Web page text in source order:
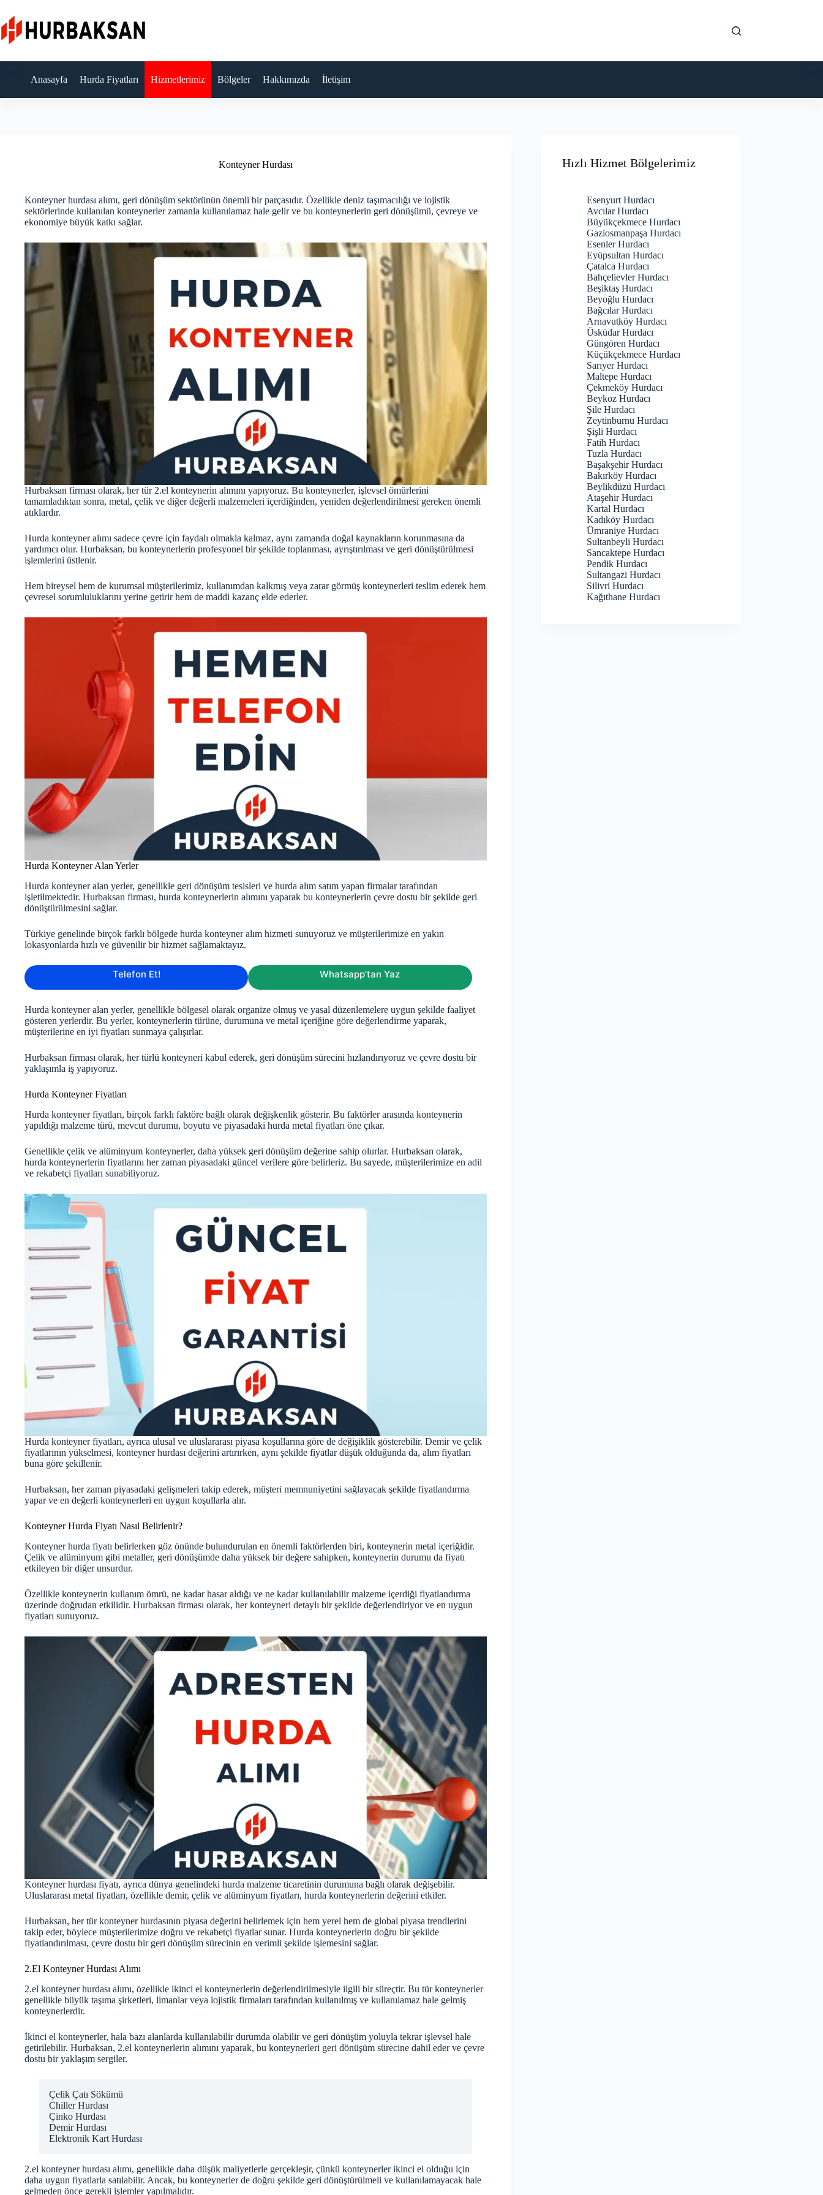
content
Anasayfa Hurda Fiyatları Hizmetlerimiz Bölgeler Hakkımızda İletişim
Konteyner Hurdası
Konteyner hurdası alımı, geri dönüşüm sektörünün önemli bir parçasıdır. Özellikle deniz taşımacılığı ve lojistik
sektörlerinde kullanılan konteynerler zamanla kullanılamaz hale gelir ve bu konteynerlerin geri dönüşümü, çevreye ve
ekonomiye büyük katkı sağlar.
Hurbaksan firması olarak, her tür 2.el konteynerin alımını yapıyoruz. Bu konteynerler, işlevsel ömürlerini
tamamladıktan sonra, metal, çelik ve diğer değerli malzemeleri içerdiğinden, yeniden değerlendirilmesi gereken önemli
atıklardır.
Hurda konteyner alımı sadece çevre için faydalı olmakla kalmaz, aynı zamanda doğal kaynakların korunmasına da
yardımcı olur. Hurbaksan, bu konteynerlerin profesyonel bir şekilde toplanması, ayrıştırılması ve geri dönüştürülmesi
işlemlerini üstlenir.
Hem bireysel hem de kurumsal müşterilerimiz, kullanımdan kalkmış veya zarar görmüş konteynerleri teslim ederek hem
çevresel sorumluluklarını yerine getirir hem de maddi kazanç elde ederler.
Hurda Konteyner Alan Yerler
Hurda konteyner alan yerler, genellikle geri dönüşüm tesisleri ve hurda alım satım yapan firmalar tarafından
işletilmektedir. Hurbaksan firması, hurda konteynerlerin alımını yaparak bu konteynerlerin çevre dostu bir şekilde geri
dönüştürülmesini sağlar.
Türkiye genelinde birçok farklı bölgede hurda konteyner alım hizmeti sunuyoruz ve müşterilerimize en yakın
lokasyonlarda hızlı ve güvenilir bir hizmet sağlamaktayız.
Telefon Et! Whatsapp’tan Yaz
Hurda konteyner alan yerler, genellikle bölgesel olarak organize olmuş ve yasal düzenlemelere uygun şekilde faaliyet
gösteren yerlerdir. Bu yerler, konteynerlerin türüne, durumuna ve metal içeriğine göre değerlendirme yaparak,
müşterilerine en iyi fiyatları sunmaya çalışırlar.
Hurbaksan firması olarak, her türlü konteyneri kabul ederek, geri dönüşüm sürecini hızlandırıyoruz ve çevre dostu bir
yaklaşımla iş yapıyoruz.
Hurda Konteyner Fiyatları
Hurda konteyner fiyatları, birçok farklı faktöre bağlı olarak değişkenlik gösterir. Bu faktörler arasında konteynerin
yapıldığı malzeme türü, mevcut durumu, boyutu ve piyasadaki hurda metal fiyatları öne çıkar.
Genellikle çelik ve alüminyum konteynerler, daha yüksek geri dönüşüm değerine sahip olurlar. Hurbaksan olarak,
hurda konteynerlerin fiyatlarını her zaman piyasadaki güncel verilere göre belirleriz. Bu sayede, müşterilerimize en adil
ve rekabetçi fiyatları sunabiliyoruz.
Hurda konteyner fiyatları, ayrıca ulusal ve uluslararası piyasa koşullarına göre de değişiklik gösterebilir. Demir ve çelik
fiyatlarının yükselmesi, konteyner hurdası değerini artırırken, aynı şekilde fiyatlar düşük olduğunda da, alım fiyatları
buna göre şekillenir.
Hurbaksan, her zaman piyasadaki gelişmeleri takip ederek, müşteri memnuniyetini sağlayacak şekilde fiyatlandırma
yapar ve en değerli konteynerleri en uygun koşullarla alır.
Konteyner Hurda Fiyatı Nasıl Belirlenir?
Konteyner hurda fiyatı belirlerken göz önünde bulundurulan en önemli faktörlerden biri, konteynerin metal içeriğidir.
Çelik ve alüminyum gibi metaller, geri dönüşümde daha yüksek bir değere sahipken, konteynerin durumu da fiyatı
etkileyen bir diğer unsurdur.
Özellikle konteynerin kullanım ömrü, ne kadar hasar aldığı ve ne kadar kullanılabilir malzeme içerdiği fiyatlandırma
üzerinde doğrudan etkilidir. Hurbaksan firması olarak, her konteyneri detaylı bir şekilde değerlendiriyor ve en uygun
fiyatları sunuyoruz.
Konteyner hurdası fiyatı, ayrıca dünya genelindeki hurda malzeme ticaretinin durumuna bağlı olarak değişebilir.
Uluslararası metal fiyatları, özellikle demir, çelik ve alüminyum fiyatları, hurda konteynerlerin değerini etkiler.
Hurbaksan, her tür konteyner hurdasının piyasa değerini belirlemek için hem yerel hem de global piyasa trendlerini
takip eder, böylece müşterilerimize doğru ve rekabetçi fiyatlar sunar. Hurda konteynerlerin doğru bir şekilde
fiyatlandırılması, çevre dostu bir geri dönüşüm sürecinin en verimli şekilde işlemesini sağlar.
2.El Konteyner Hurdası Alımı
2.el konteyner hurdası alımı, özellikle ikinci el konteynerlerin değerlendirilmesiyle ilgili bir süreçtir. Bu tür konteynerler
genellikle büyük taşıma şirketleri, limanlar veya lojistik firmaları tarafından kullanılmış ve kullanılamaz hale gelmiş
konteynerlerdir.
İkinci el konteynerler, hala bazı alanlarda kullanılabilir durumda olabilir ve geri dönüşüm yoluyla tekrar işlevsel hale
getirilebilir. Hurbaksan, 2.el konteynerlerin alımını yaparak, bu konteynerleri geri dönüşüm sürecine dahil eder ve çevre
dostu bir yaklaşım sergiler.
Çelik Çatı Sökümü
Chiller Hurdası
Çinko Hurdası
Demir Hurdası
Elektronik Kart Hurdası
2.el konteyner hurdası alımı, genellikle daha düşük maliyetlerle gerçekleşir, çünkü konteynerler ikinci el olduğu için
daha uygun fiyatlarla satılabilir. Ancak, bu konteynerler de doğru şekilde geri dönüştürülmeli ve kullanılamayacak hale
gelmeden önce gerekli işlemler yapılmalıdır.
Hızlı Hizmet Bölgelerimiz
Esenyurt Hurdacı
Avcılar Hurdacı
Büyükçekmece Hurdacı
Gaziosmanpaşa Hurdacı
Esenler Hurdacı
Eyüpsultan Hurdacı
Çatalca Hurdacı
Bahçelievler Hurdacı
Beşiktaş Hurdacı
Beyoğlu Hurdacı
Bağcılar Hurdacı
Arnavutköy Hurdacı
Üsküdar Hurdacı
Güngören Hurdacı
Küçükçekmece Hurdacı
Sarıyer Hurdacı
Maltepe Hurdacı
Çekmeköy Hurdacı
Beykoz Hurdacı
Şile Hurdacı
Zeytinburnu Hurdacı
Şişli Hurdacı
Fatih Hurdacı
Tuzla Hurdacı
Başakşehir Hurdacı
Bakırköy Hurdacı
Beylikdüzü Hurdacı
Ataşehir Hurdacı
Kartal Hurdacı
Kadıköy Hurdacı
Ümraniye Hurdacı
Sultanbeyli Hurdacı
Sancaktepe Hurdacı
Pendik Hurdacı
Sultangazi Hurdacı
Silivri Hurdacı
Kağıthane Hurdacı